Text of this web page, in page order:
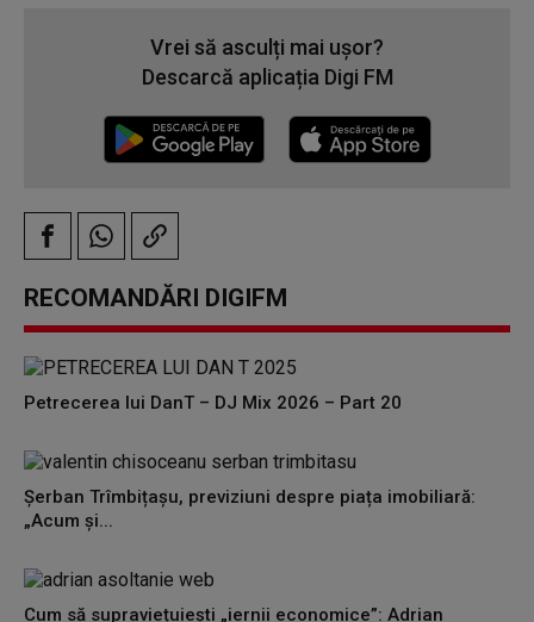
Vrei să asculți mai ușor?
Descarcă aplicația Digi FM
RECOMANDĂRI DIGIFM
Petrecerea lui DanT – DJ Mix 2026 – Part 20
Șerban Trîmbițașu, previziuni despre piața imobiliară:
„Acum și...
Cum să supraviețuiești „iernii economice”: Adrian